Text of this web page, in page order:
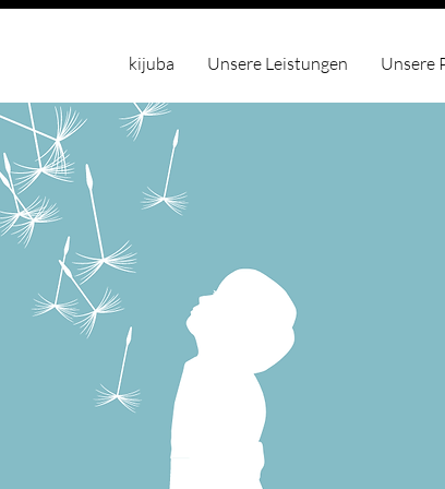
kijuba Unsere Leistungen Unsere